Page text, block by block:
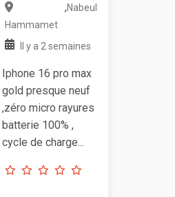
Hammamet
,Nabeul
Il y a 2 semaines
Iphone 16 pro max
gold presque neuf
,zéro micro rayures
batterie 100% ,
cycle de charge...